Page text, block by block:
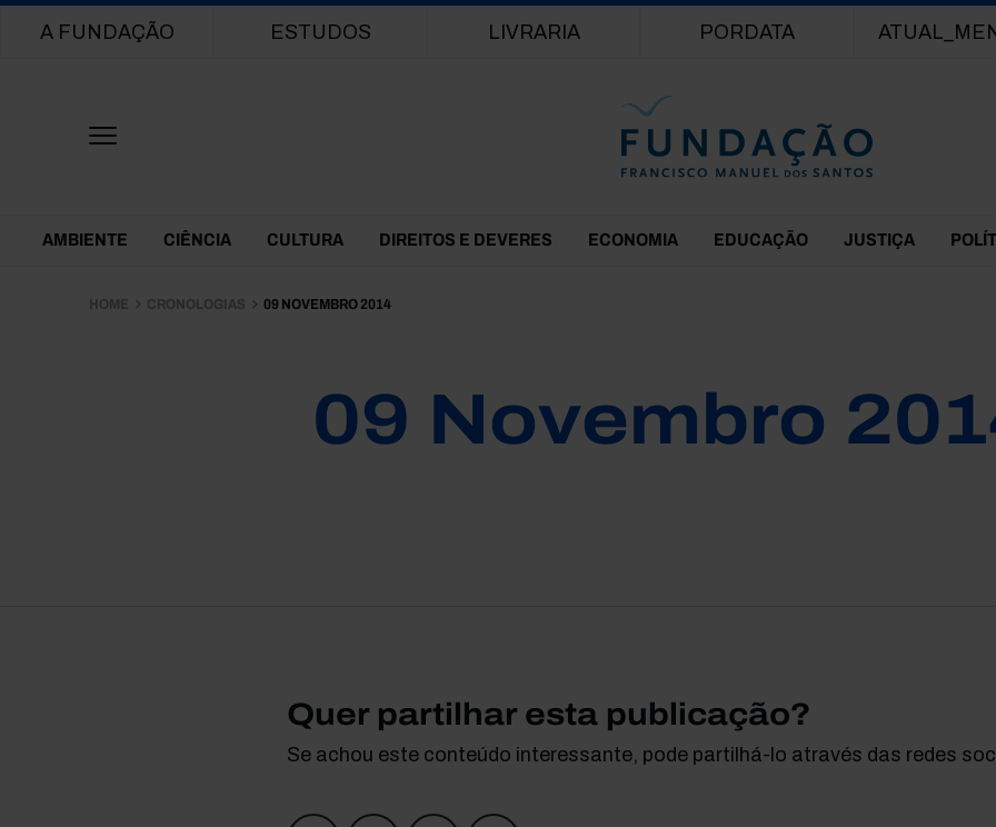
Main navigation
A FUNDAÇÃO ESTUDOS LIVRARIA PORDATA
Themes Menu
AMBIENTE CIÊNCIA CULTURA DIREITOS E DEVERES ECONOMIA EDUCAÇÃO JUSTIÇA
HOME CRONOLOGIAS 09 NOVEMBRO 2014
09 Novembro
Quer partilhar esta publicação?
Se achou este conteúdo interessante, pode partilhá-lo através das redes